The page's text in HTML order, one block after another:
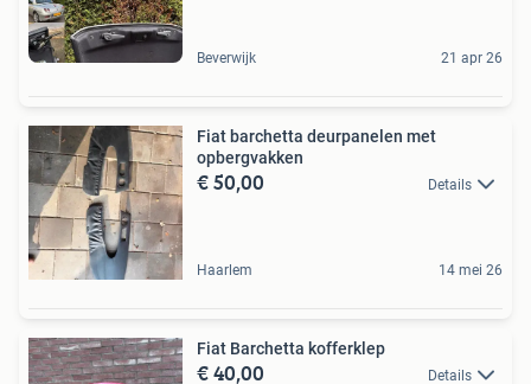
Beverwijk 21 apr 26
Fiat barchetta deurpanelen met
opbergvakken
€ 50,00 Details
Haarlem 14 mei 26
Fiat Barchetta kofferklep
€ 40,00 Details